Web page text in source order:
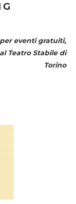
eventi gratuiti,
Teatro Stabile di
Torino